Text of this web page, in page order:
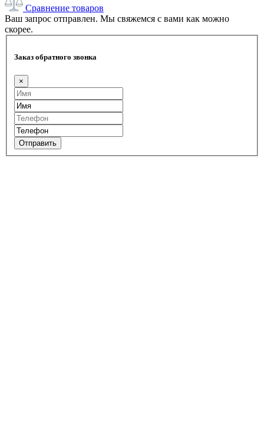
Сравнение товаров
Ваш запрос отправлен. Мы свяжемся с вами как можно
скорее.
Заказ обратного звонка
×
Отправить